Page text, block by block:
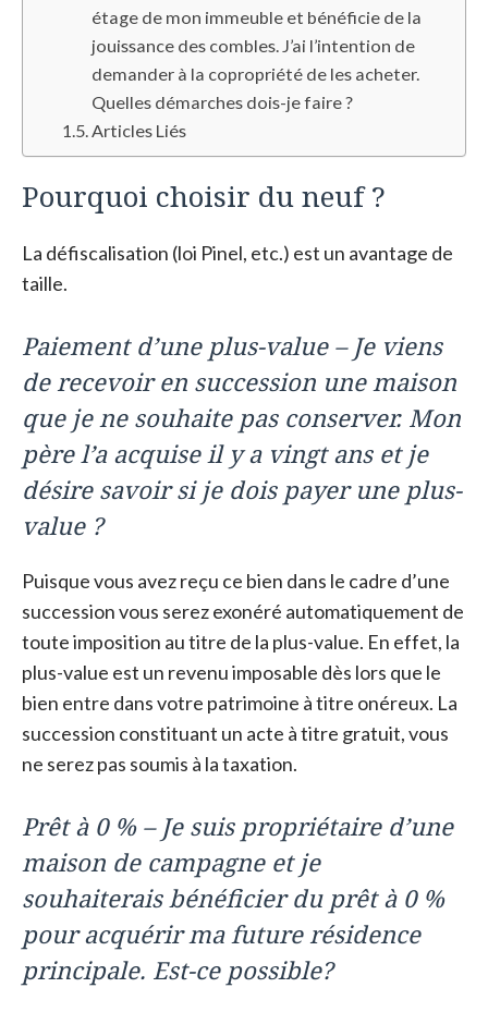
étage de mon immeuble et bénéficie de la
jouissance des combles. J’ai l’intention de
demander à la copropriété de les acheter.
Quelles démarches dois-je faire ?
Articles Liés
Pourquoi choisir du neuf ?
La défiscalisation (loi Pinel, etc.) est un avantage de
taille.
Paiement d’une plus-value – Je viens
de recevoir en succession une maison
que je ne souhaite pas conserver. Mon
père l’a acquise il y a vingt ans et je
désire savoir si je dois payer une plus-
value ?
Puisque vous avez reçu ce bien dans le cadre d’une
succession vous serez exonéré automatiquement de
toute imposition au titre de la plus-value. En effet, la
plus-value est un revenu imposable dès lors que le
bien entre dans votre patrimoine à titre onéreux. La
succession constituant un acte à titre gratuit, vous
ne serez pas soumis à la taxation.
Prêt à 0 % – Je suis propriétaire d’une
maison de campagne et je
souhaiterais bénéficier du prêt à 0 %
pour acquérir ma future résidence
principale. Est-ce possible?